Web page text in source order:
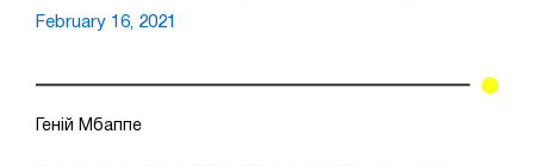
February 16, 2021
Геній Мбаппе